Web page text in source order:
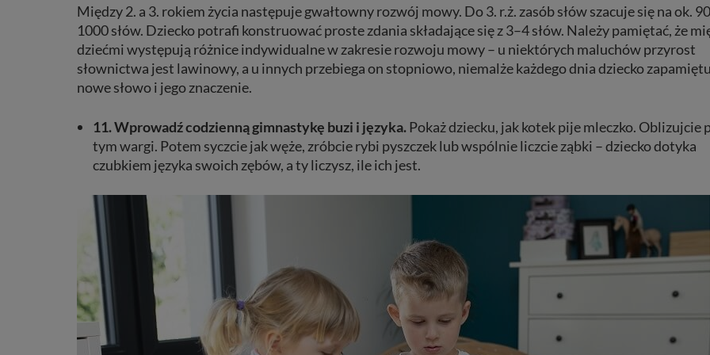
Między 2. a 3. rokiem życia następuje gwałtowny rozwój mowy. Do 3. r.ż. zasób słów szacuje się na ok.
1000 słów. Dziecko potrafi konstruować proste zdania składające się z 3–4 słów. Należy pamiętać, że
dziećmi występują różnice indywidualne w zakresie rozwoju mowy – u niektórych maluchów przyrost
słownictwa jest lawinowy, a u innych przebiega on stopniowo, niemalże każdego dnia dziecko
nowe słowo i jego znaczenie.
11. Wprowadź codzienną gimnastykę buzi i języka.Pokaż dziecku, jak kotek pije mleczko. Oblizujcie
tym wargi. Potem syczcie jak węże, zróbcie rybi pyszczek lub wspólnie liczcie ząbki – dziecko dotyka
czubkiem języka swoich zębów, a ty liczysz, ile ich jest.